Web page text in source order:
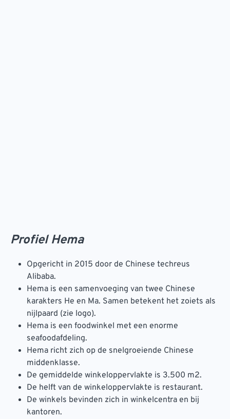
Profiel Hema
Opgericht in 2015 door de Chinese techreus
Alibaba.
Hema is een samenvoeging van twee Chinese
karakters He en Ma. Samen betekent het zoiets als
nijlpaard (zie logo).
Hema is een foodwinkel met een enorme
seafoodafdeling.
Hema richt zich op de snelgroeiende Chinese
middenklasse.
De gemiddelde winkeloppervlakte is 3.500 m2.
De helft van de winkeloppervlakte is restaurant.
De winkels bevinden zich in winkelcentra en bij
kantoren.